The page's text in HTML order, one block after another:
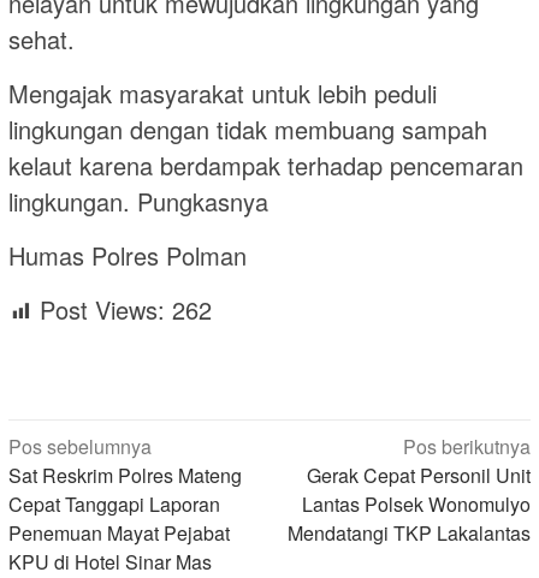
sehat.
Mengajak masyarakat untuk lebih peduli
lingkungan dengan tidak membuang sampah
kelaut karena berdampak terhadap pencemaran
lingkungan. Pungkasnya
Humas Polres Polman
Post Views: 262
Navigasi
pos
Pos sebelumnya
Sat Reskrim Polres Mateng
Cepat Tanggapi Laporan
Penemuan Mayat Pejabat
KPU di Hotel Sinar Mas
Pos berikutnya
Gerak Cepat Personil Unit
Lantas Polsek Wonomulyo
Mendatangi TKP Lakalantas